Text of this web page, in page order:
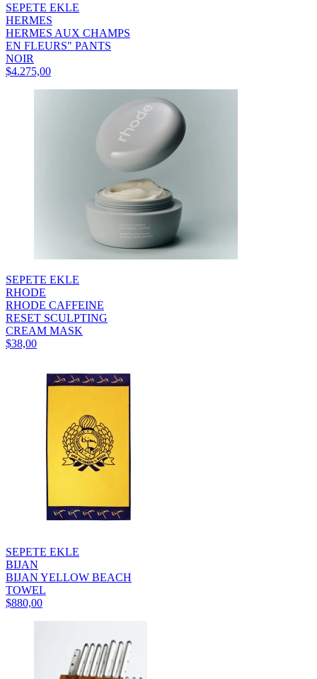
SEPETE EKLE
HERMES
HERMES AUX CHAMPS
EN FLEURS" PANTS
NOIR
$4.275,00
SEPETE EKLE
RHODE
RHODE CAFFEINE
RESET SCULPTING
CREAM MASK
$38,00
SEPETE EKLE
BIJAN
BIJAN YELLOW BEACH
TOWEL
$880,00